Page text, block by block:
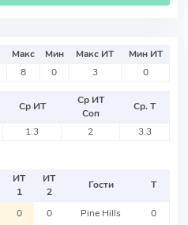
Макс Мин Макс ИТ
Мин ИТ
8 0 3 0
Ср ИТ
Ср ИТ
Соп
Ср. Т
1.3 2 3.3
ИТ
1
ИТ
2
Гости Т
0 0 Pine Hills 0